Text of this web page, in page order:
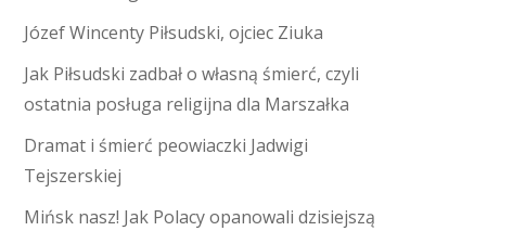
Józef Wincenty Piłsudski, ojciec Ziuka
Jak Piłsudski zadbał o własną śmierć, czyli
ostatnia posługa religijna dla Marszałka
Dramat i śmierć peowiaczki Jadwigi
Tejszerskiej
Mińsk nasz! Jak Polacy opanowali dzisiejszą